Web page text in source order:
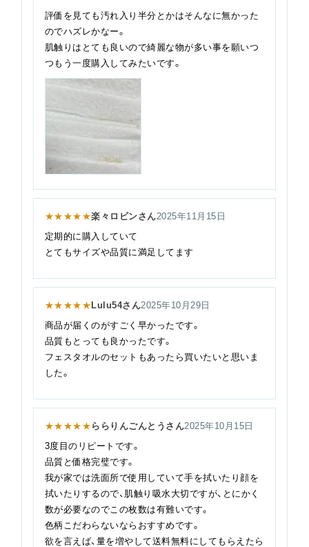
評価を見ても汚れ入り半分とかはそんなに無かった
のでハズレかなー。
肌触りはとても良いので綺麗な物が多い事を願いつ
つもう一度購入してみたいです。
★★★★★楽々ロビンさん2025年11月15日
定期的に購入していて
とてもサイズや品質に満足してます
★★★★★ Lulu54さん2025年10月29日
商品が届くのがすごく早かったです。
品質もとっても良かったです。
フェスタオルのセットもあったら買いたいと思いま
した。
★★★★★ ららりんごんとうさん2025年10月15日
3度目のリピートです。
品質と価格完璧です。
我が家では洗面所で使用していて手を拭いたり顔を
拭いたりするので、肌触り吸水大切ですが、とにかく
数が必要なのでこの枚数は有難いです。
色柄こだわらないならおすすめです。
欲を言えば、量を増やして送料無料にしてもらえたら